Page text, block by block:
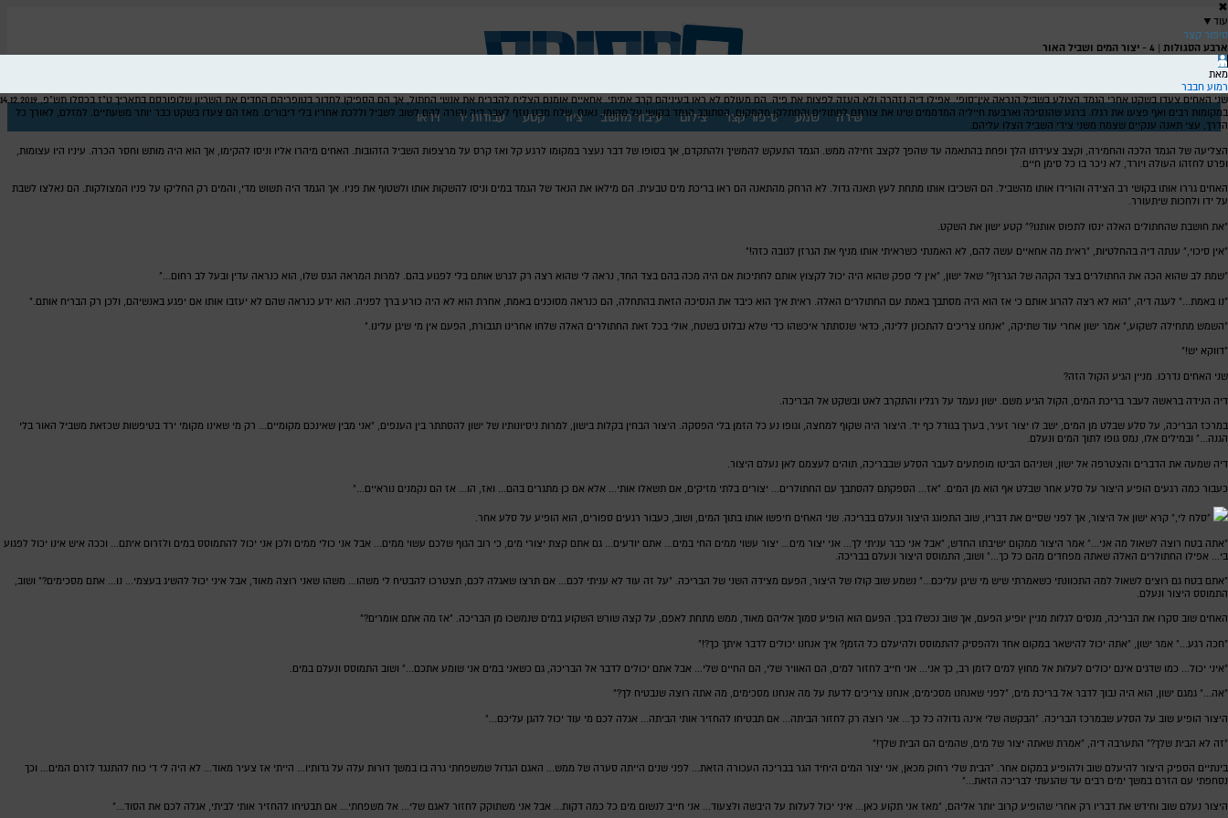
שירה שמע סיפור קצר צילום עיבוד מחשב ציור קטע עבודות יד וידאו
✖
עוד ▼
סיפור קצר
ארבע הסגולות | 4 - יצור המים ושביל האור
מאת
רמוע חבבר
פורסם בתאריך ט"ז בכסלו תש"פ, 14.12.2019שני האחים צעדו בשקט אחרי הגמד הצולע בשביל הנראה אין־סופי. אפילו דיה נזהרה ולא העזה לפצות את פיה. הם מעולם לא ראו בעיניהם קרב אמיתי. אחאיים אומנם הצליח להבריח את אנשי החתול, אך הם הספיקו לחדור בטופריהם החדים את השריון שלו
במקומות רבים ואף פצעו את רגלו. ברגע שהנסיכה וארבעת חייליה המדממים שינו את צורתם לחתולים והסתלקו מהמקום, הסתובב הגמד בקושי על מקומו, נאנח, שלח מבט נוזף לעבר דיה והורה להם לשוב לשביל וללכת אחריו בלי דיבורים. מאז הם צעדו בשקט כבר יותר משעתיים. למזלם, לאורך כל
הדרך, עצי תאנה ענקיים שצמח משני צידי השביל הצלו עליהם.
הצליעה של הגמד הלכה והחמירה, וקצב צעידתו הלך ופחת בהתאמה עד שהפך לקצב זחילה ממש. הגמד התעקש להמשיך ולהתקדם, אך בסופו של דבר נעצר במקומו לרגע קל ואז קרס על מרצפות השביל הזהובות. האחים מיהרו אליו וניסו להקימו, אך הוא היה מותש וחסר הכרה. עיניו היו עצומות,
ופרט לחזהו העולה ויורד, לא ניכר בו כל סימן חיים.
האחים גררו אותו בקושי רב הצידה והורידו אותו מהשביל. הם השכיבו אותו מתחת לעץ תאנה גדול. לא הרחק מהתאנה הם ראו בריכת מים טבעית. הם מילאו את הנאד של הגמד במים וניסו להשקות אותו ולשטוף את פניו. אך הגמד היה תשוש מדי, והמים רק החליקו על פניו המצולקות. הם נאלצו לשבת
על ידו ולחכות שיתעורר.
"את חושבת שהחתולים האלה ינסו לתפוס אותנו?" קטע ישון את השקט.
"אין סיכוי," ענתה דיה בהחלטיות, "ראית מה אחאיים עשה להם, לא האמנתי כשראיתי אותו מניף את הגרזן לגובה כזה!"
"שמת לב שהוא הכה את החתולרים בצד הקהה של הגרזן?" שאל ישון, "אין לי ספק שהוא היה יכול לקצוץ אותם לחתיכות אם היה מכה בהם בצד החד, נראה לי שהוא רצה רק לגרש אותם בלי לפגוע בהם. למרות המראה הגס שלו, הוא כנראה עדין ובעל לב רחום..."
"נו באמת..." לעגה דיה, "הוא לא רצה להרוג אותם כי אז הוא היה מסתבך באמת עם החתולרים האלה. ראית איך הוא כיבד את הנסיכה הזאת בהתחלה, הם כנראה מסוכנים באמת, אחרת הוא לא היה כורע ברך לפניה. הוא ידע כנראה שהם לא יעזבו אותו אם יפגע באנשיהם, ולכן רק הבריח אותם."
"השמש מתחילה לשקוע," אמר ישון אחרי עוד שתיקה, "אנחנו צריכים להתכונן ללינה, כדאי שנסתתר איכשהו כדי שלא נבלוט בשטח, אולי בכל זאת החתולרים האלה שלחו אחרינו תגבורת, הפעם אין מי שיגן עלינו."
"דווקא יש!"
שני האחים נדרכו. מניין הגיע הקול הזה?
דיה הנידה בראשה לעבר בריכת המים, הקול הגיע משם. ישון נעמד על רגליו והתקרב לאט ובשקט אל הבריכה.
במרכז הבריכה, על סלע שבלט מן המים, ישב לו יצור זעיר, בערך בגודל כף יד. היצור היה שקוף למחצה, וגופו נע כל הזמן בלי הפסקה. היצור הבחין בקלות בישון, למרות ניסיונותיו של ישון להסתתר בין הענפים, "אני מבין שאינכם מקומיים... רק מי שאינו מקומי ירד בטיפשות שכזאת משביל האור בלי
הגנה..." ובמילים אלו, נמס גופו לתוך המים ונעלם.
דיה שמעה את הדברים והצטרפה אל ישון, ושניהם הביטו מופתעים לעבר הסלע שבבריכה, תוהים לעצמם לאן נעלם היצור.
כעבור כמה רגעים הופיע היצור על סלע אחר שבלט אף הוא מן המים. "אז... הספקתם להסתבך עם החתולרים... יצורים בלתי מזיקים, אם תשאלו אותי... אלא אם כן מתגרים בהם... ואז, הו... אז הם נקמנים נוראיים..."
"סלח לי," קרא ישון אל היצור, אך לפני שסיים את דבריו, שוב התפוגג היצור ונעלם בבריכה. שני האחים חיפשו אותו בתוך המים, ושוב, כעבור רגעים ספורים, הוא הופיע על סלע אחר.
"אתה בטח רוצה לשאול מה אני..." אמר היצור ממקום ישיבתו החדש, "אבל אני כבר עניתי לך... אני יצור מים... יצור עשוי ממים החי במים... אתם יודעים... גם אתם קצת יצורי מים, כי רוב הגוף שלכם עשוי ממים... אבל אני כולי ממים ולכן אני יכול להתמוסס במים ולזרום איתם... וככה איש אינו יכול לפגוע
בי... אפילו החתולרים האלה שאתה מפחדים מהם כל כך..." ושוב, התמוסס היצור ונעלם בבריכה.
"אתם בטח גם רוצים לשאול למה התכוונתי כשאמרתי שיש מי שיגן עליכם..." נשמע שוב קולו של היצור, הפעם מצידה השני של הבריכה. "על זה עוד לא עניתי לכם... אם תרצו שאגלה לכם, תצטרכו להבטיח לי משהו... משהו שאני רוצה מאוד, אבל איני יכול להשיג בעצמי... נו... אתם מסכימים?" ושוב,
התמוסס היצור ונעלם.
האחים שוב סקרו את הבריכה, מנסים לגלות מניין יופיע הפעם, אך שוב נכשלו בכך. הפעם הוא הופיע סמוך אליהם מאוד, ממש מתחת לאפם, על קצה שורש השקוע במים שנמשכו מן הבריכה. "אז מה אתם אומרים?"
"חכה רגע..." אמר ישון, "אתה יכול להישאר במקום אחד ולהפסיק להתמוסס ולהיעלם כל הזמן? איך אנחנו יכולים לדבר איתך כך?!"
"איני יכול... כמו שדגים אינם יכולים לעלות אל מחוץ למים לזמן רב, כך אני... אני חייב לחזור למים, הם האוויר שלי, הם החיים שלי... אבל אתם יכולים לדבר אל הבריכה, גם כשאני במים אני שומע אתכם..." ושוב התמוסס ונעלם במים.
"אה..." גמגם ישון, הוא היה נבוך לדבר אל בריכת מים, "לפני שאנחנו מסכימים, אנחנו צריכים לדעת על מה אנחנו מסכימים, מה אתה רוצה שנבטיח לך?"
היצור הופיע שוב על הסלע שבמרכז הבריכה. "הבקשה שלי אינה גדולה כל כך... אני רוצה רק לחזור הביתה... אם תבטיחו להחזיר אותי הביתה... אגלה לכם מי עוד יכול להגן עליכם..."
"זה לא הבית שלך?" התערבה דיה, "אמרת שאתה יצור של מים, שהמים הם הבית שלך!"
בינתיים הספיק היצור להיעלם שוב ולהופיע במקום אחר. "הבית שלי רחוק מכאן, אני יצור המים היחיד הגר בבריכה העכורה הזאת... לפני שנים הייתה סערה של ממש... האגם הגדול שמשפחתי גרה בו במשך דורות עלה על גדותיו... הייתי אז צעיר מאוד... לא היה לי די כוח להתנגד לזרם המים... וכך
נסחפתי עם הזרם במשך ימים רבים עד שהגעתי לבריכה הזאת..."
היצור נעלם שוב וחידש את דבריו רק אחרי שהופיע קרוב יותר אליהם, "מאז אני תקוע כאן... איני יכול לעלות על היבשה ולצעוד... אני חייב לנשום מים כל כמה דקות... אבל אני משתוקק לחזור לאגם שלי... אל משפחתי... אם תבטיחו להחזיר אותי לביתי, אגלה לכם את הסוד..."